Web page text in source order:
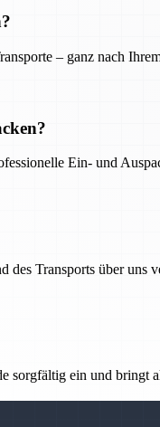
– ganz nach
Ein- und
des Transports über uns
sorgfältig ein und bringt